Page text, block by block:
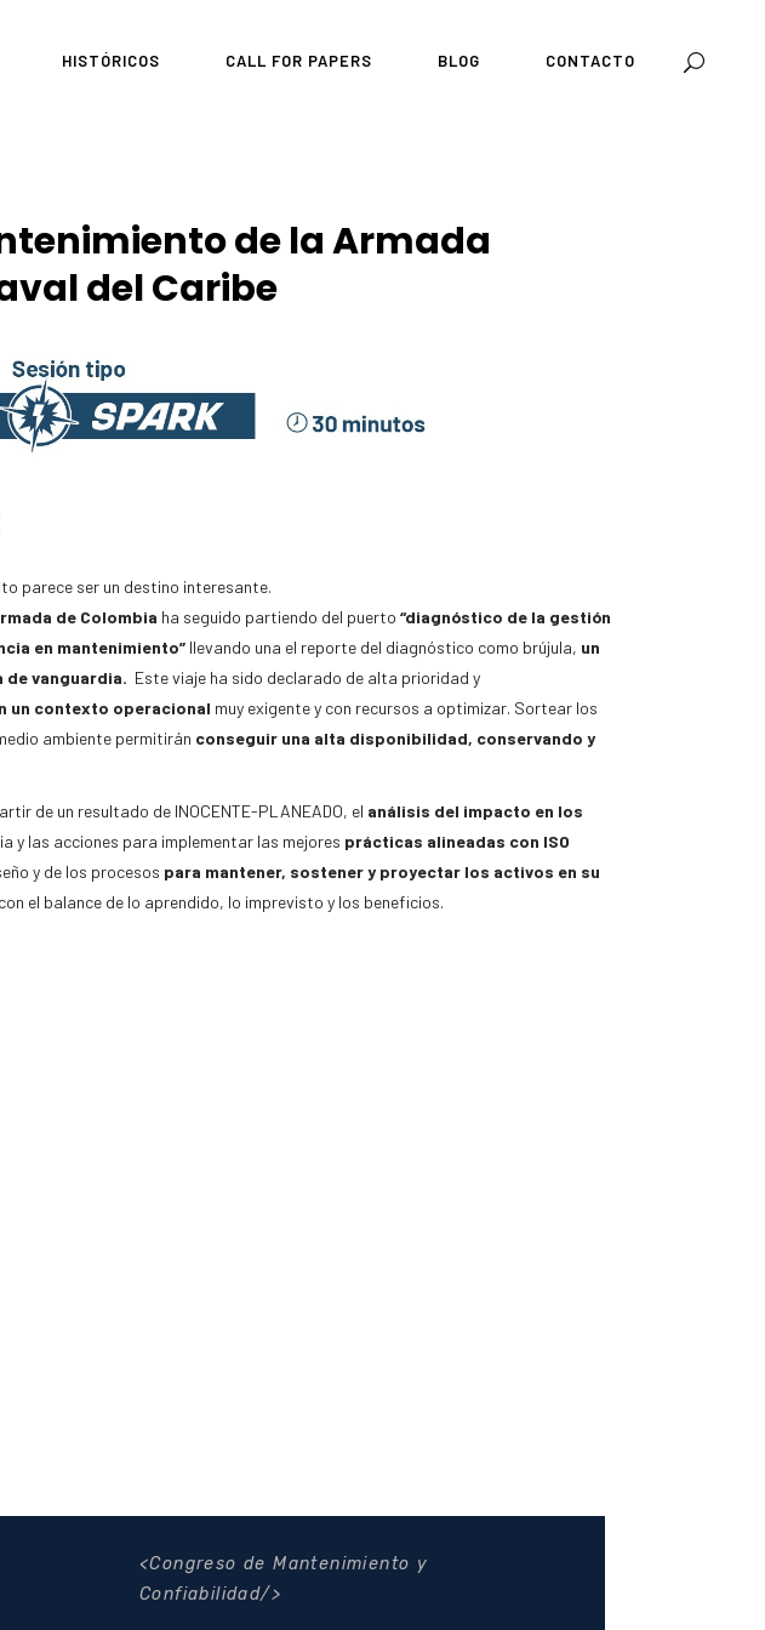
HISTÓRICOS CALL FOR PAPERS BLOG CONTACTO
de la Armada
del Caribe
parece ser un destino interesante.
de Colombia ha seguido partiendo del puerto “diagnóstico de la gestión
en mantenimiento”llevando una el reporte del diagnóstico como brújula, un
de vanguardia. Este viaje ha sido declarado de alta prioridad y
un contexto operacional muy exigente y con recursos a optimizar. Sortear los
ambiente permitirán conseguir una alta disponibilidad, conservando y
de un resultado de INOCENTE-PLANEADO, el análisis del impacto en los
y las acciones para implementar las mejores prácticas alineadas con ISO
y de los procesos para mantener, sostener y proyectar los activos en su
el balance de lo aprendido, lo imprevisto y los beneficios.
Congreso de Mantenimiento y
Confiabilidad